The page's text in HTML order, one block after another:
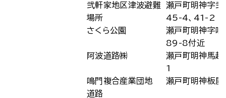
弐軒家地区津波避難
場所
瀬戸町明神字弐
45-4、41-2
さくら公園
瀬戸町明神字鳴
89-8付近
阿波道路㈱
瀬戸町明神馬
1
鳴門複合産業団地
道路
瀬戸町明神板屋